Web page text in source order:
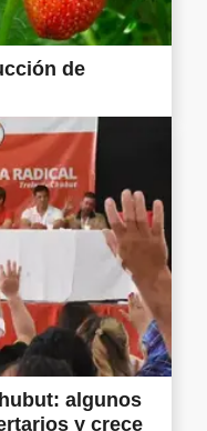
de
algunos
y crece